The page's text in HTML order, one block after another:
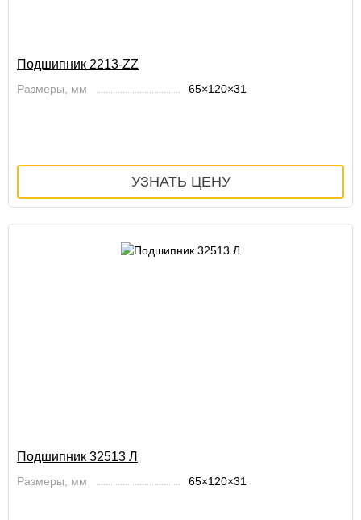
Подшипник 2213-ZZ
Размеры, мм 65×120×31
Подшипник 32513 Л
Размеры, мм 65×120×31